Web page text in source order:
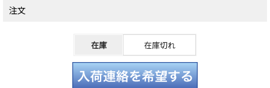
注文
在庫 在庫切れ